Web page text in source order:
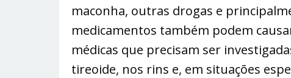
maconha, outras drogas e
medicamentos também podem
médicas que precisam ser
tireoide, nos rins e, em situações